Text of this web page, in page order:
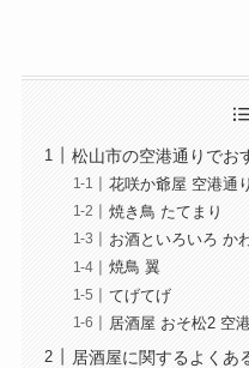
松山市の空港通りでお
花咲か爺屋 空港通
焼き鳥 たてまり
お酒といろいろ か
焼鳥 翼
てげてげ
居酒屋 おそ松2 空
居酒屋に関するよくあ